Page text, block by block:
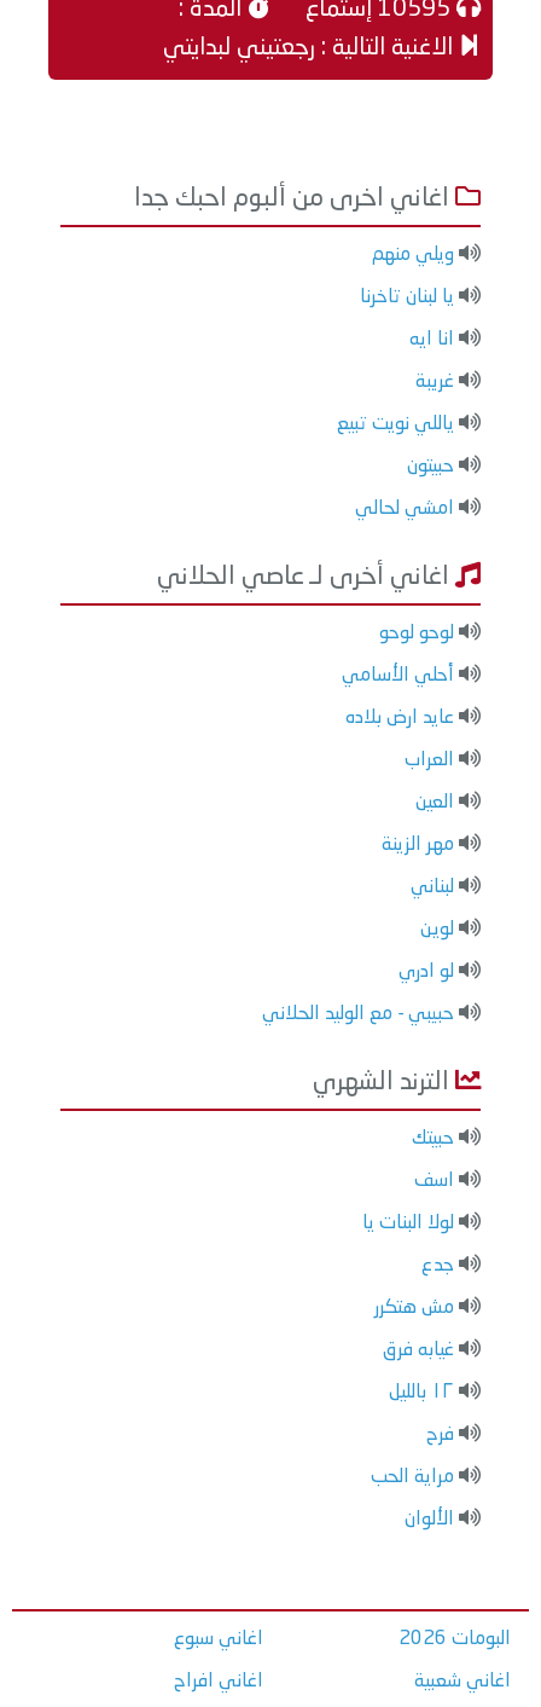
المدة :
الاغنية التالية : رجعتيني لبدايتي
اغاني اخرى من ألبوم احبك جدا
ويلي منهم
يا لبنان تاخرنا
انا ايه
غريبة
ياللي نويت تبيع
حبيتون
امشي لحالي
اغاني أخرى لـ عاصي الحلاني
لوحو لوحو
أحلي الأسامي
عايد ارض بلاده
العراب
العين
مهر الزينة
لبناني
لوين
لو ادري
حبيبي - مع الوليد الحلاني
الترند الشهري
حبيتك
اسف
لولا البنات يا
جدع
مش هتكرر
غيابه فرق
١٢ بالليل
فرح
مراية الحب
الألوان
البومات 2026
اغاني شعبية
اغاني سبوع
اغاني افراح